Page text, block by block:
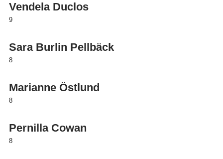
Vendela Duclos
9
Sara Burlin Pellbäck
8
Marianne Östlund
8
Pernilla Cowan
8